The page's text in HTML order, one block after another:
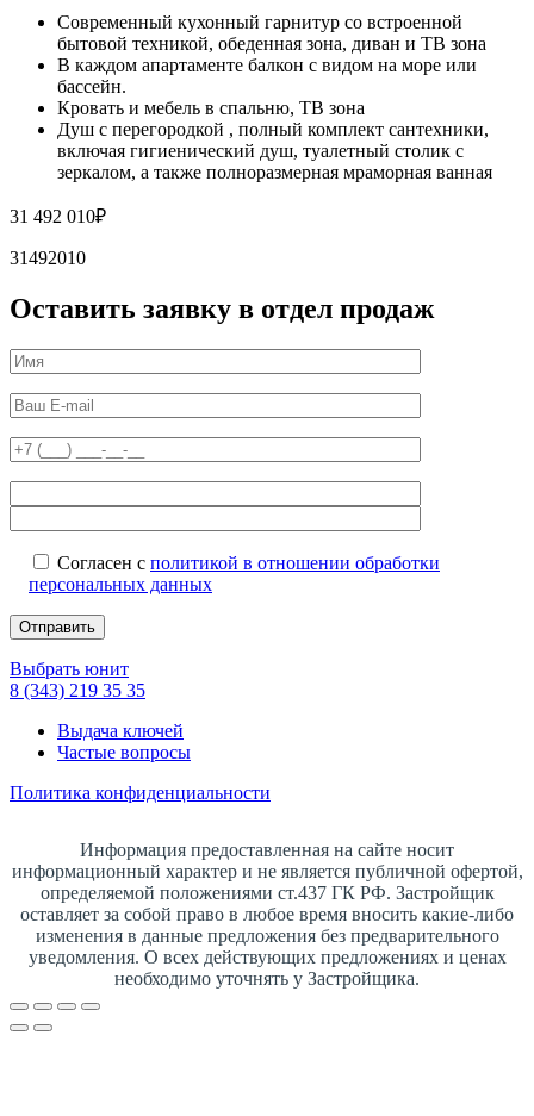
Современный кухонный гарнитур со встроенной
бытовой техникой, обеденная зона, диван и ТВ зона
В каждом апартаменте балкон с видом на море или
бассейн.
Кровать и мебель в спальню, ТВ зона
Душ с перегородкой , полный комплект сантехники,
включая гигиенический душ, туалетный столик с
зеркалом, а также полноразмерная мраморная ванная
31 492 010₽
31492010
Оставить заявку в отдел продаж
Согласен с политикой в отношении обработки
персональных данных
Выбрать юнит
8 (343) 219 35 35
Выдача ключей
Частые вопросы
Политика конфиденциальности
Информация предоставленная на сайте носит
информационный характер и не является публичной офертой,
определяемой положениями ст.437 ГК РФ. Застройщик
оставляет за собой право в любое время вносить какие-либо
изменения в данные предложения без предварительного
уведомления. О всех действующих предложениях и ценах
необходимо уточнять у Застройщика.